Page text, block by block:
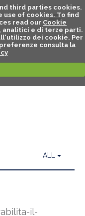
third parties cookies.
use of cookies. To find
read our Cookie
e di terze parti.
dei cookie. Per
consulta la
ALL